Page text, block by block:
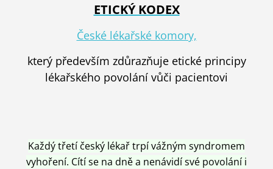
ETICKÝ KODEX
České lékařské komory,
který především zdůrazňuje etické principy
lékařského povolání vůči pacientovi
Každý třetí český lékař trpí vážným syndromem
vyhoření. Cítí se na dně a nenávidí své povolání i